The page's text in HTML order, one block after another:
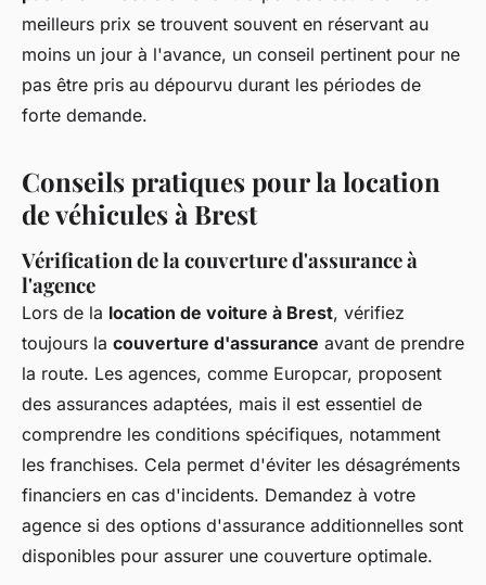
meilleurs prix se trouvent souvent en réservant au
moins un jour à l'avance, un conseil pertinent pour ne
pas être pris au dépourvu durant les périodes de
forte demande.
Conseils pratiques pour la location
de véhicules à Brest
Vérification de la couverture d'assurance à
l'agence
Lors de la location de voiture à Brest, vérifiez
toujours la couverture d'assurance avant de prendre
la route. Les agences, comme Europcar, proposent
des assurances adaptées, mais il est essentiel de
comprendre les conditions spécifiques, notamment
les franchises. Cela permet d'éviter les désagréments
financiers en cas d'incidents. Demandez à votre
agence si des options d'assurance additionnelles sont
disponibles pour assurer une couverture optimale.